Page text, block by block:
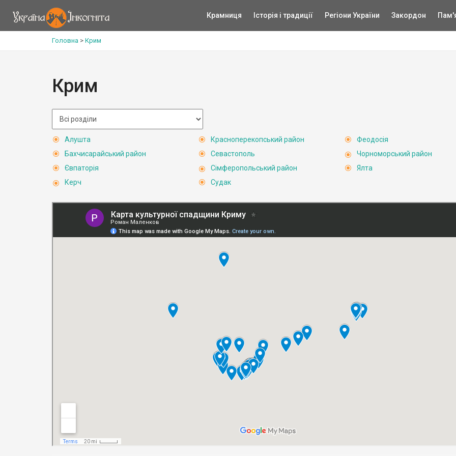
Крамниця Історія і традиції Регіони України Закордон
Головна > Крим
Крим
Алушта
Бахчисарайський район
Євпаторія
Керч
Красноперекопський район
Севастополь
Сімферопольський район
Судак
Феодосія
Чорноморський район
Ялта